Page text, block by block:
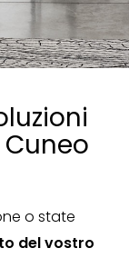
o state
del vostro